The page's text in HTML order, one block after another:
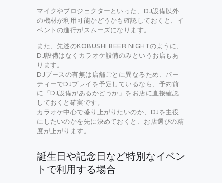
マイクやプロジェクターといった、DJ設備以外
の機材が利用可能かどうかも確認しておくと、イ
ベントの進行がスムーズになります。
また、先述のKOBUSHI BEER NIGHTのように、
DJ設備はなくカラオケ設備のみというお店もあ
ります。
DJブースの有無は店舗ごとに異なるため、パー
ティーでDJプレイを予定しているなら、予約前
に「DJ設備があるかどうか」をお店に直接確認
しておくと確実です。
カラオケ中心で盛り上がりたいのか、DJを主役
にしたいのかを先に決めておくと、お店選びの精
度が上がります。
誕生日や記念日など特別なイベン
トで利用する場合